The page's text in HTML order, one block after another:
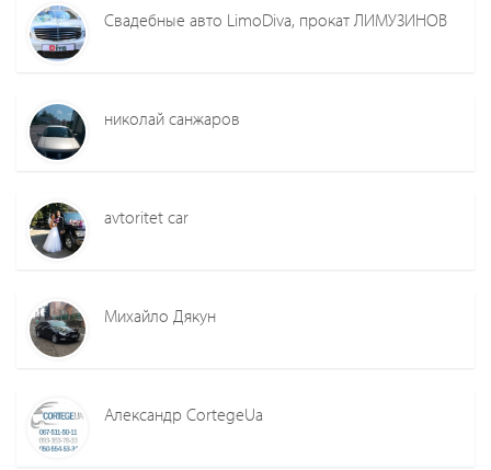
Свадебные авто LimoDiva, прокат ЛИМУЗИНОВ
николай санжаров
avtoritet car
Михайло Дякун
Александр CortegeUa